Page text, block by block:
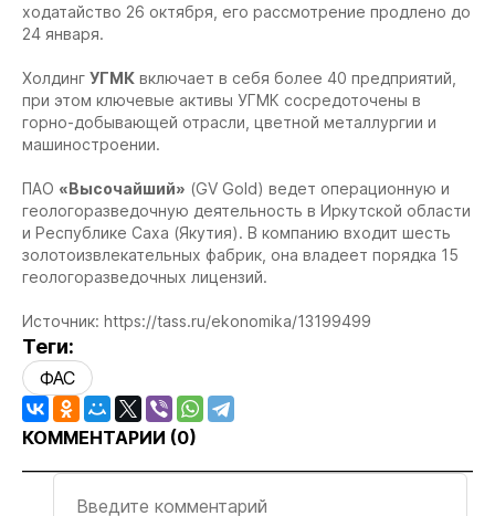
ходатайство 26 октября, его рассмотрение продлено до
24 января.
Холдинг УГМК включает в себя более 40 предприятий,
при этом ключевые активы УГМК сосредоточены в
горно-добывающей отрасли, цветной металлургии и
машиностроении.
ПАО «Высочайший» (GV Gold) ведет операционную и
геологоразведочную деятельность в Иркутской области
и Республике Саха (Якутия). В компанию входит шесть
золотоизвлекательных фабрик, она владеет порядка 15
геологоразведочных лицензий.
Источник: https://tass.ru/ekonomika/13199499
Теги:
ФАС
КОММЕНТАРИИ (0)